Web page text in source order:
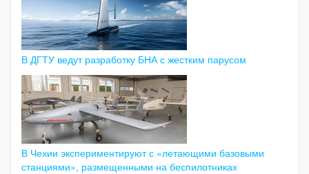
В ДГТУ ведут разработку БНА с жестким парусом
В Чехии экспериментируют с «летающими базовыми
станциями», размещенными на беспилотниках